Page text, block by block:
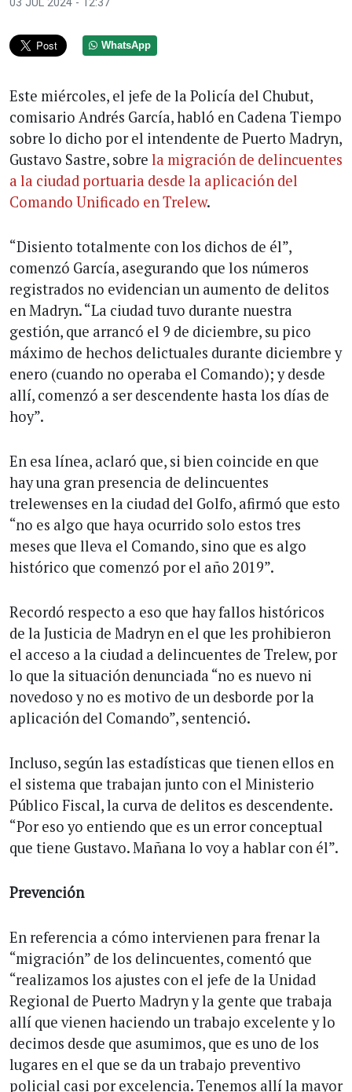
03 JUL 2024 - 12:37
WhatsApp
Este miércoles, el jefe de la Policía del Chubut,
comisario Andrés García, habló en Cadena Tiempo
sobre lo dicho por el intendente de Puerto Madryn,
Gustavo Sastre, sobre la migración de delincuentes
a la ciudad portuaria desde la aplicación del
Comando Unificado en Trelew.
“Disiento totalmente con los dichos de él”,
comenzó García, asegurando que los números
registrados no evidencian un aumento de delitos
en Madryn. “La ciudad tuvo durante nuestra
gestión, que arrancó el 9 de diciembre, su pico
máximo de hechos delictuales durante diciembre y
enero (cuando no operaba el Comando); y desde
allí, comenzó a ser descendente hasta los días de
hoy”.
En esa línea, aclaró que, si bien coincide en que
hay una gran presencia de delincuentes
trelewenses en la ciudad del Golfo, afirmó que esto
“no es algo que haya ocurrido solo estos tres
meses que lleva el Comando, sino que es algo
histórico que comenzó por el año 2019”.
Recordó respecto a eso que hay fallos históricos
de la Justicia de Madryn en el que les prohibieron
el acceso a la ciudad a delincuentes de Trelew, por
lo que la situación denunciada “no es nuevo ni
novedoso y no es motivo de un desborde por la
aplicación del Comando”, sentenció.
Incluso, según las estadísticas que tienen ellos en
el sistema que trabajan junto con el Ministerio
Público Fiscal, la curva de delitos es descendente.
“Por eso yo entiendo que es un error conceptual
que tiene Gustavo. Mañana lo voy a hablar con él”.
Prevención
En referencia a cómo intervienen para frenar la
“migración” de los delincuentes, comentó que
“realizamos los ajustes con el jefe de la Unidad
Regional de Puerto Madryn y la gente que trabaja
allí que vienen haciendo un trabajo excelente y lo
decimos desde que asumimos, que es uno de los
lugares en el que se da un trabajo preventivo
policial casi por excelencia. Tenemos allí la mayor